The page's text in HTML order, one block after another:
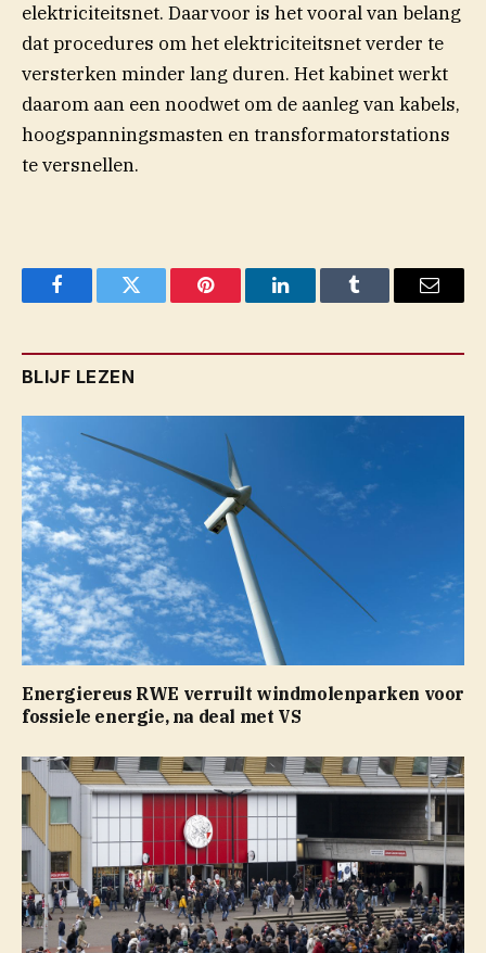
elektriciteitsnet. Daarvoor is het vooral van belang
dat procedures om het elektriciteitsnet verder te
versterken minder lang duren. Het kabinet werkt
daarom aan een noodwet om de aanleg van kabels,
hoogspanningsmasten en transformatorstations
te versnellen.
FacebookTwitter Pinterest LinkedInTumblr Email
BLIJF LEZEN
Energiereus RWE verruilt windmolenparken voor
fossiele energie, na deal met VS